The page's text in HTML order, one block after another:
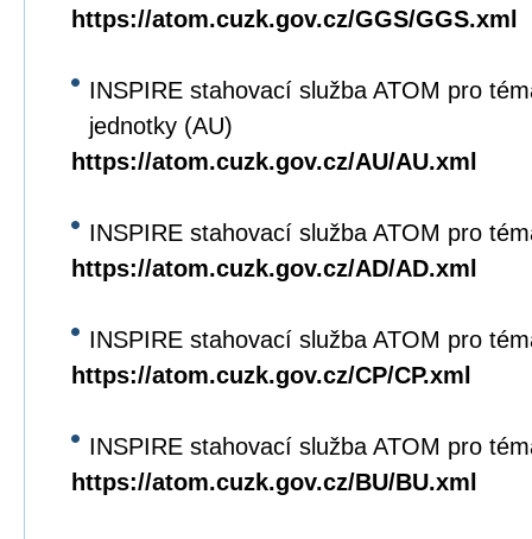
https://atom.cuzk.gov.cz/GGS/GGS.xml
INSPIRE stahovací služba ATOM pro
jednotky (AU)
https://atom.cuzk.gov.cz/AU/AU.xml
INSPIRE stahovací služba ATOM pro
https://atom.cuzk.gov.cz/AD/AD.xml
INSPIRE stahovací služba ATOM pro
https://atom.cuzk.gov.cz/CP/CP.xml
INSPIRE stahovací služba ATOM pro
https://atom.cuzk.gov.cz/BU/BU.xml